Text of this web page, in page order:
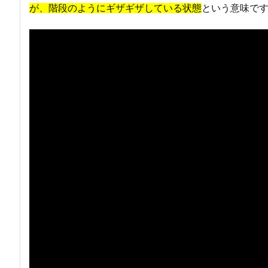
が、階段のようにギザギザしている状態という意味で